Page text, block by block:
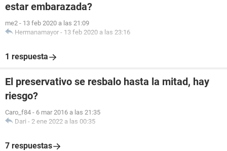
estar embarazada?
me2 - 13 feb 2020 a las 21:09
Hermanamayor - 13 feb 2020 a las 23:16
1 respuesta
El preservativo se resbalo hasta la mitad, hay
riesgo?
Caro_f84 - 6 mar 2016 a las 21:35
Dari - 2 ene 2022 a las 00:35
7 respuestas